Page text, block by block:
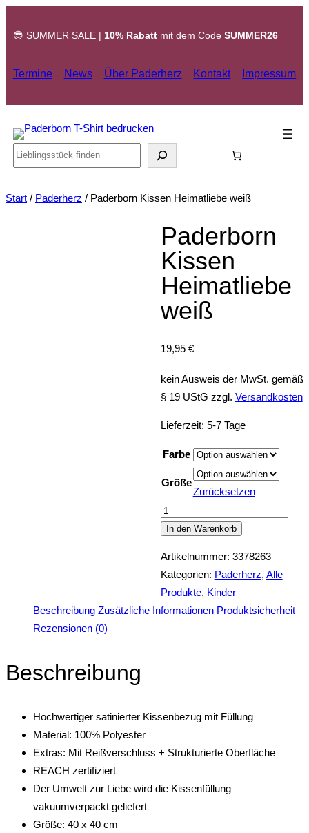
Inhalt
😎 SUMMER SALE | 10% Rabattmit dem Code SUMMER26
Termine News Über Paderherz Kontakt Impressum
Search
Start / Paderherz / Paderborn Kissen Heimatliebe weiß
Paderborn
Kissen
Heimatliebe
weiß
19,95 €
kein Ausweis der MwSt. gemäß
§ 19 UStG zzgl. Versandkosten
Lieferzeit: 5-7 Tage
Farbe
Größe
Zurücksetzen
Paderborn
Kissen
weiß
Menge
In den Warenkorb
Artikelnummer: 3378263
Kategorien: Paderherz, Alle
Produkte, Kinder
Beschreibung Zusätzliche Informationen Produktsicherheit
Rezensionen (0)
Beschreibung
Hochwertiger satinierter Kissenbezug mit Füllung
Material: 100% Polyester
Extras: Mit Reißverschluss + Strukturierte Oberfläche
REACH zertifiziert
Der Umwelt zur Liebe wird die Kissenfüllung
vakuumverpackt geliefert
Größe: 40 x 40 cm